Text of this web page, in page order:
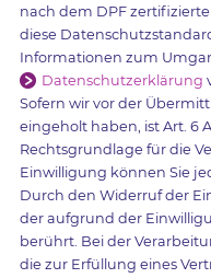
nach dem DPF
diese
Informationen zum
Datenschutzerklärung
Sofern wir vor der
eingeholt haben, ist Art. 6
Rechtsgrundlage für die
Einwilligung können Sie
Durch den Widerruf der
der aufgrund der
berührt. Bei der
die zur Erfüllung eines